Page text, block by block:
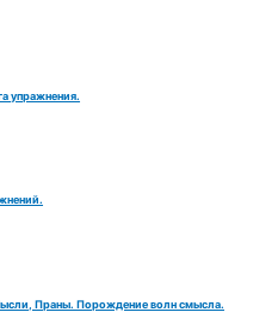
упражнения.
Праны. Порождение волн смысла.